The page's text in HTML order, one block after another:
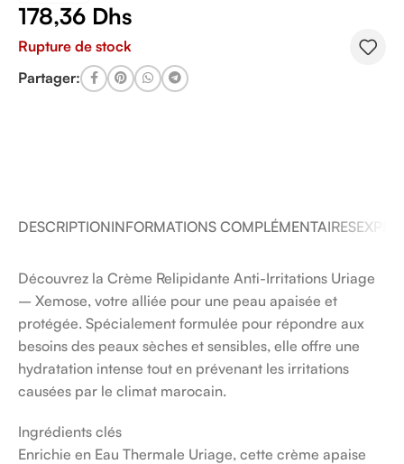
178,36 Dhs
Rupture de stock
Partager:
DESCRIPTIONINFORMATIONS COMPLÉMENTAIRES
Découvrez la Crème Relipidante Anti-Irritations Uriage
– Xemose, votre alliée pour une peau apaisée et
protégée. Spécialement formulée pour répondre aux
besoins des peaux sèches et sensibles, elle offre une
hydratation intense tout en prévenant les irritations
causées par le climat marocain.
Ingrédients clés
Enrichie en Eau Thermale Uriage, cette crème apaise